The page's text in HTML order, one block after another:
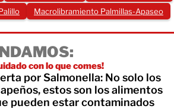
Macrolibramiento Palmillas-Apaseo
con lo que comes!
por Salmonella: No solo los
estos son los alimentos
pueden estar contaminados